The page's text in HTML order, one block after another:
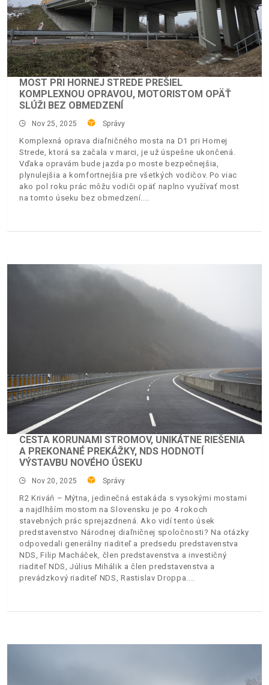
MOST PRI HORNEJ STREDE PREŠIEL
KOMPLEXNOU OPRAVOU, MOTORISTOM OPÄŤ
SLÚŽI BEZ OBMEDZENÍ
Nov 25, 2025 Správy
Komplexná oprava diaľničného mosta na D1 pri Hornej
Strede, ktorá sa začala v marci, je už úspešne ukončená.
Vďaka opravám bude jazda po moste bezpečnejšia,
plynulejšia a komfortnejšia pre všetkých vodičov. Po viac
ako pol roku prác môžu vodiči opäť naplno využívať most
na tomto úseku bez obmedzení.
CESTA KORUNAMI STROMOV, UNIKÁTNE RIEŠENIA
A PREKONANÉ PREKÁŽKY, NDS HODNOTÍ
VÝSTAVBU NOVÉHO ÚSEKU
Nov 20, 2025 Správy
R2 Kriváň – Mýtna, jedinečná estakáda s vysokými mostami
a najdlhším mostom na Slovensku je po 4 rokoch
stavebných prác sprejazdnená. Ako vidí tento úsek
predstavenstvo Národnej diaľničnej spoločnosti? Na otázky
odpovedali generálny riaditeľ a predsedu predstavenstva
NDS, Filip Macháček, člen predstavenstva a investičný
riaditeľ NDS, Július Mihálik a člen predstavenstva a
prevádzkový riaditeľ NDS, Rastislav Droppa.